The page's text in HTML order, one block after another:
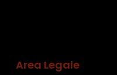
Area Legale